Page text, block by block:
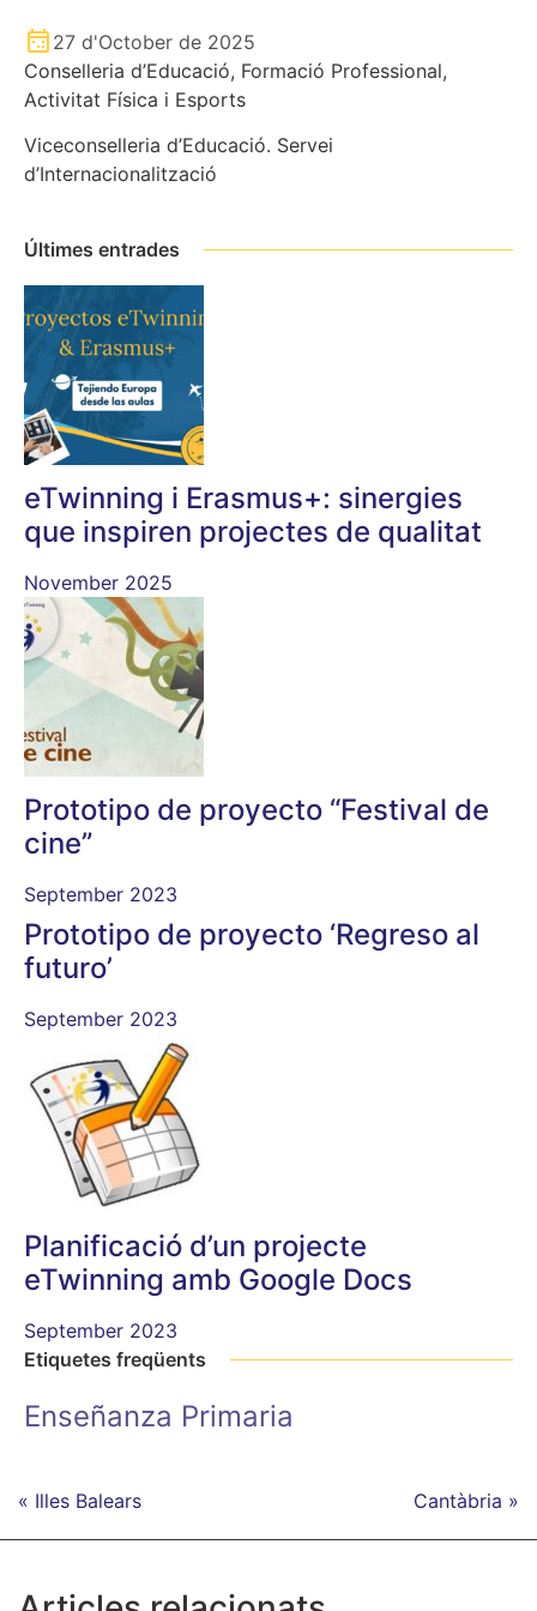
27 d'October de 2025
Conselleria d’Educació, Formació Professional,
Activitat Física i Esports
Viceconselleria d’Educació. Servei
d’Internacionalització
Últimes entrades
eTwinning i Erasmus+: sinergies
que inspiren projectes de qualitat
November 2025
Prototipo de proyecto “Festival de
cine”
September 2023
Prototipo de proyecto ‘Regreso al
futuro’
September 2023
Planificació d’un projecte
eTwinning amb Google Docs
September 2023
Etiquetes freqüents
Enseñanza Primaria
« Illes Balears Cantàbria »